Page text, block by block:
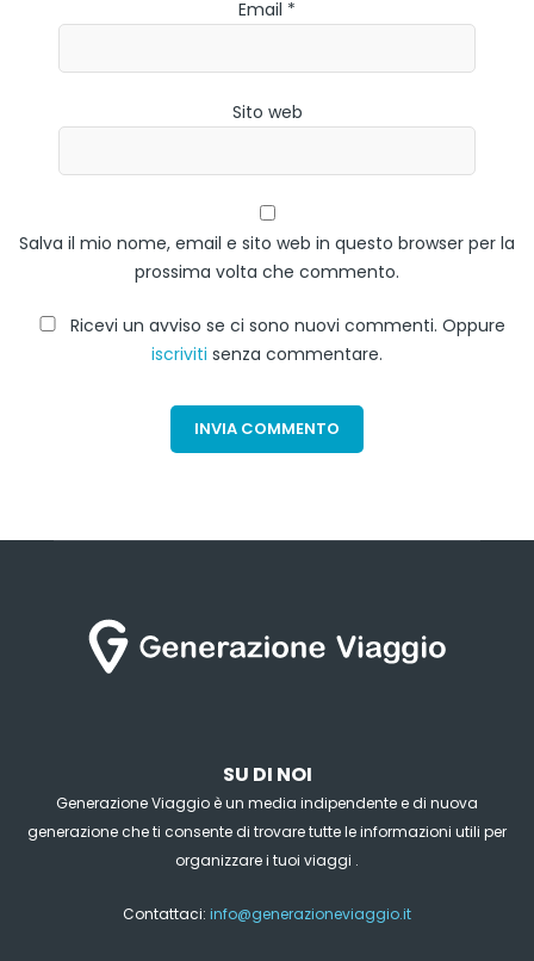
Email *
Sito web
Salva il mio nome, email e sito web in questo browser per la
prossima volta che commento.
Ricevi un avviso se ci sono nuovi commenti. Oppure
iscriviti senza commentare.
SU DI NOI
Generazione Viaggio è un media indipendente e di nuova
generazione che ti consente di trovare tutte le informazioni utili per
organizzare i tuoi viaggi .
Contattaci: info@generazioneviaggio.it